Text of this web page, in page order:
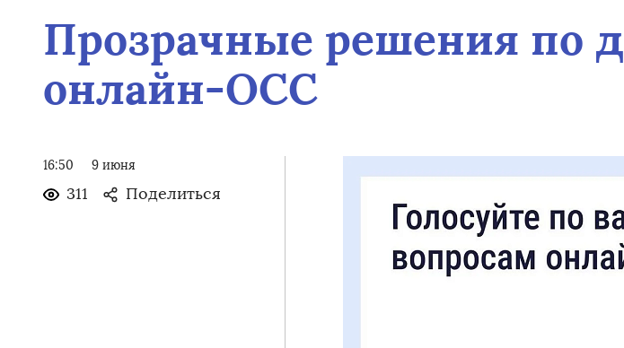
Прозрачные решения по
онлайн-ОСС
16:50 9 июня
311 Поделиться